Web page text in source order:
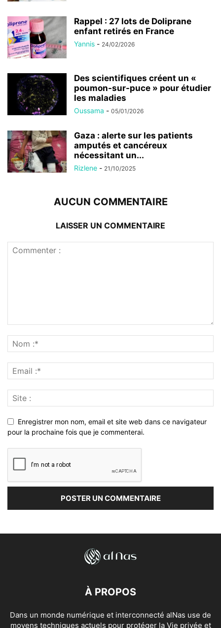
Rappel : 27 lots de Doliprane
enfant retirés en France
Yannis - 24/02/2026
Des scientifiques créent un «
poumon-sur-puce » pour étudier
les maladies
Oussama - 05/01/2026
Gaza : alerte sur les patients
amputés et cancéreux
nécessitant un...
Rizlene - 21/10/2025
AUCUN COMMENTAIRE
LAISSER UN COMMENTAIRE
Enregistrer mon nom, email et site web dans ce navigateur
pour la prochaine fois que je commenterai.
À PROPOS
Dans un monde numérique et interconnecté alNas use de
moyens techniques actuels pour protéger la Vie privée et